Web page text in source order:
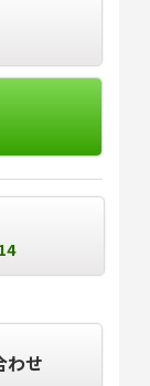
わせ